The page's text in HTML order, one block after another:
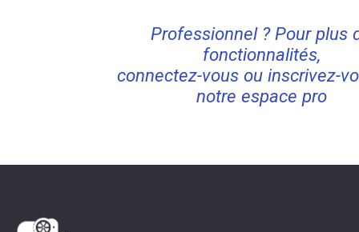
Professionnel ? Pour plus
fonctionnalités,
connectez-vous ou inscrivez-
notre espace pro